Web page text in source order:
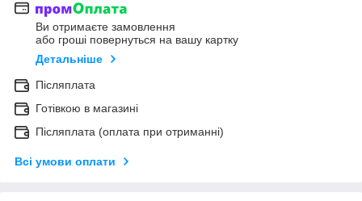
Ви отримаєте замовлення
або гроші повернуться на вашу картку
Детальніше
Післяплата
Готівкою в магазині
Післяплата (оплата при отриманні)
Всі умови оплати